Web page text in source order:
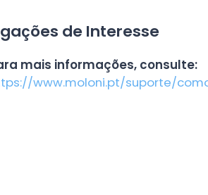
de Interesse
mais informações, consulte:
www.moloni.pt/suporte/